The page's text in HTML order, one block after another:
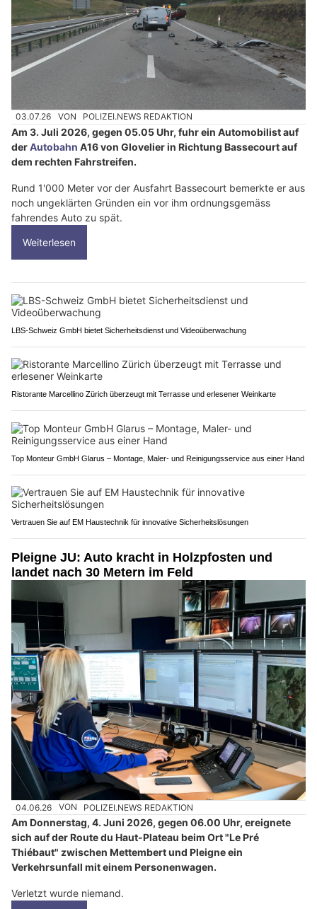
03.07.26 VON POLIZEI.NEWS REDAKTION
Am 3. Juli 2026, gegen 05.05 Uhr, fuhr ein Automobilist auf
derAutobahn A16 von Glovelier in Richtung Bassecourt auf
dem rechten Fahrstreifen.
Rund 1'000 Meter vor der Ausfahrt Bassecourt bemerkte er aus
noch ungeklärten Gründen ein vor ihm ordnungsgemäss
fahrendes Auto zu spät.
Weiterlesen
LBS-Schweiz GmbH bietet Sicherheitsdienst und Videoüberwachung
Ristorante Marcellino Zürich überzeugt mit Terrasse und erlesener Weinkarte
Top Monteur GmbH Glarus – Montage, Maler- und Reinigungsservice aus einer Hand
Vertrauen Sie auf EM Haustechnik für innovative Sicherheitslösungen
Pleigne JU: Auto kracht in Holzpfosten und
landet nach 30 Metern im Feld
04.06.26 VON POLIZEI.NEWS REDAKTION
Am Donnerstag, 4. Juni 2026, gegen 06.00 Uhr, ereignete
sich auf der Route du Haut-Plateau beim Ort "Le Pré
Thiébaut" zwischen Mettembert und Pleigne ein
Verkehrsunfall mit einem Personenwagen.
Verletzt wurde niemand.